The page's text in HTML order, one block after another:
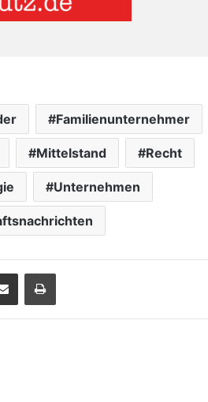
Familienunternehmer
Mittelstand Recht
Unternehmen